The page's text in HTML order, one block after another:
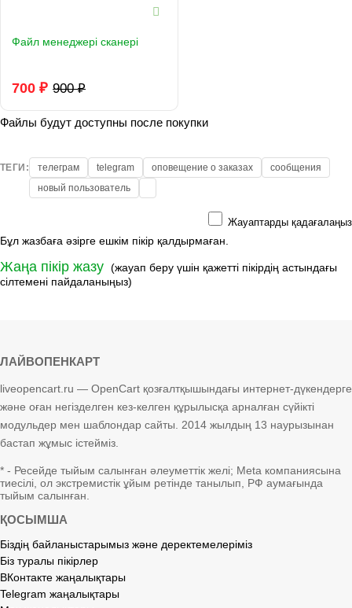
Файл менеджері сканері
700 ₽ 900 ₽
Файлы будут доступны после покупки
ТЕГИ: телеграм telegram оповещение о заказах
сообщения
новый пользователь
Жауаптарды қадағалаңыз
Бұл жазбаға әзірге ешкім пікір қалдырмаған.
Жаңа пікір жазу (жауап беру үшін қажетті пікірдің астындағы
сілтемені пайдаланыңыз)
ЛАЙВОПЕНКАРТ
liveopencart.ru — OpenCart қозғалтқышындағы интернет-дүкендерге
және оған негізделген кез-келген құрылысқа арналған сүйікті
модульдер мен шаблондар сайты. 2014 жылдың 13 наурызынан
бастап жұмыс істейміз.
* - Ресейде тыйым салынған әлеуметтік желі; Meta компаниясына
тиесілі, ол экстремистік ұйым ретінде танылып, РФ аумағында
тыйым салынған.
ҚОСЫМША
Біздің байланыстарымыз және деректемелеріміз
Біз туралы пікірлер
ВКонтакте жаңалықтары
Telegram жаңалықтары